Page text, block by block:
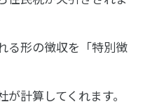
る形の徴収を「特別徴
計算してくれます。